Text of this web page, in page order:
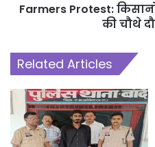
Farmers Protest:
की चौथे
Related Articles